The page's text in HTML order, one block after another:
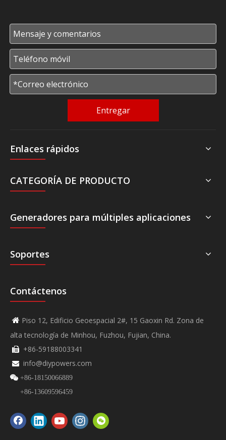
Entregar
Enlaces rápidos
CATEGORÍA DE PRODUCTO
Generadores para múltiples aplicaciones
Soportes
Contáctenos
 Piso 12, Edificio Geoespacial 2#, 15 Gaoxin Rd. Zona de
alta tecnología de Minhou, Fuzhou, Fujian, China.
 +86-59188003341
 info@diypowers.com
 +86-18150066889
+86-13609596459